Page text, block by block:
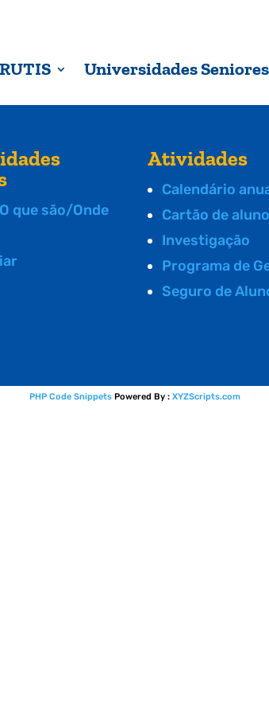
Universidades Seniores
que são/Onde
Atividades
Calendário
Cartão de aluno
Investigação
Programa de
Seguro de
PHP Code Snippets Powered By : XYZScripts.com